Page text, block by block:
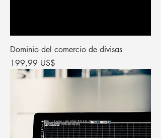
Dominio del comercio de divisas
Precio
199,99 US$